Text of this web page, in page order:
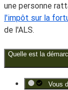
une personne
l'impôt sur la
de l'ALS.
Quelle est la
Vous